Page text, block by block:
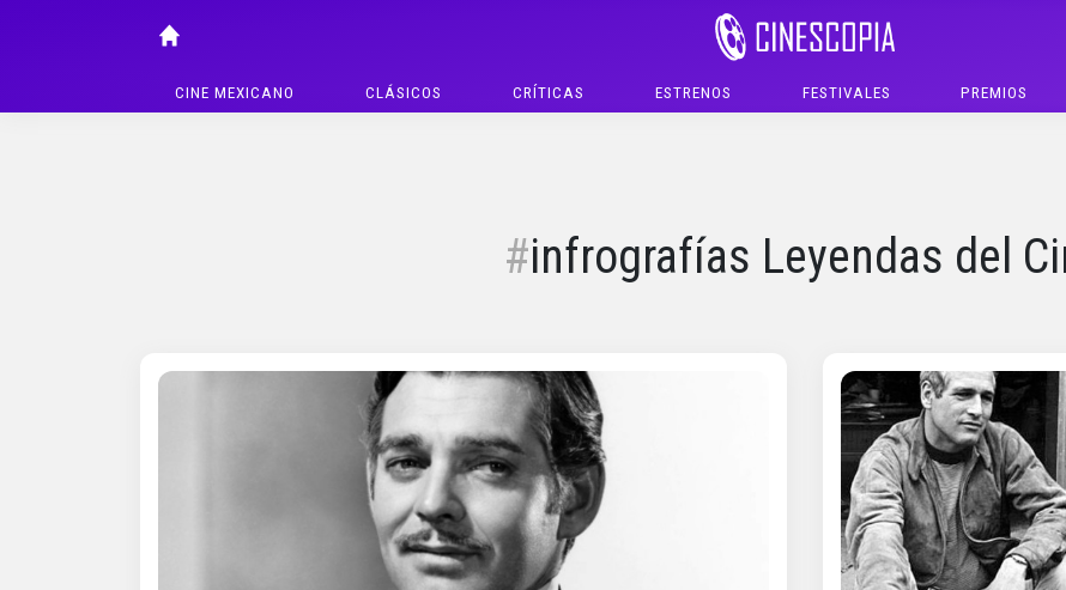
CINE MEXICANO CLÁSICOS CRÍTICAS ESTRENOS FESTIVALES PREMIOS
infrografías Leyendas del